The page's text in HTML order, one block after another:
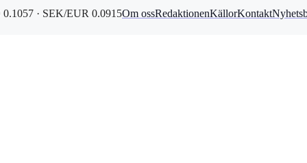
· SEK/EUR 0.0915Om ossRedaktionenKällorKontakt